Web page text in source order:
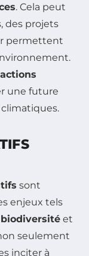
. Cela peut
des projets
permettent
actions
une future
sont
enjeux tels
biodiversité et
seulement
inciter à